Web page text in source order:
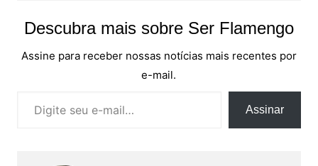
Descubra mais sobre Ser Flamengo
Assine para receber nossas notícias mais recentes por
e-mail.
Assinar